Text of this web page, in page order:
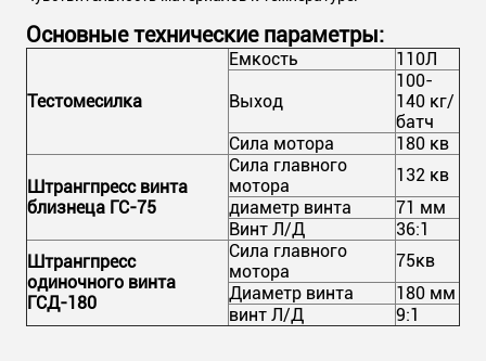
Основные технические параметры:
Тестомесилка
Емкость 110Л
Выход
100-
140 кг/
батч
Сила мотора
180 кв
Штрангпресс винта
близнеца ГС-75
Сила главного
мотора
132 кв
диаметр винта
71 мм
Винт Л/Д
36:1
Штрангпресс
одиночного винта
ГСД-180
Сила главного
мотора
75кв
Диаметр винта
180 мм
винт Л/Д
9:1